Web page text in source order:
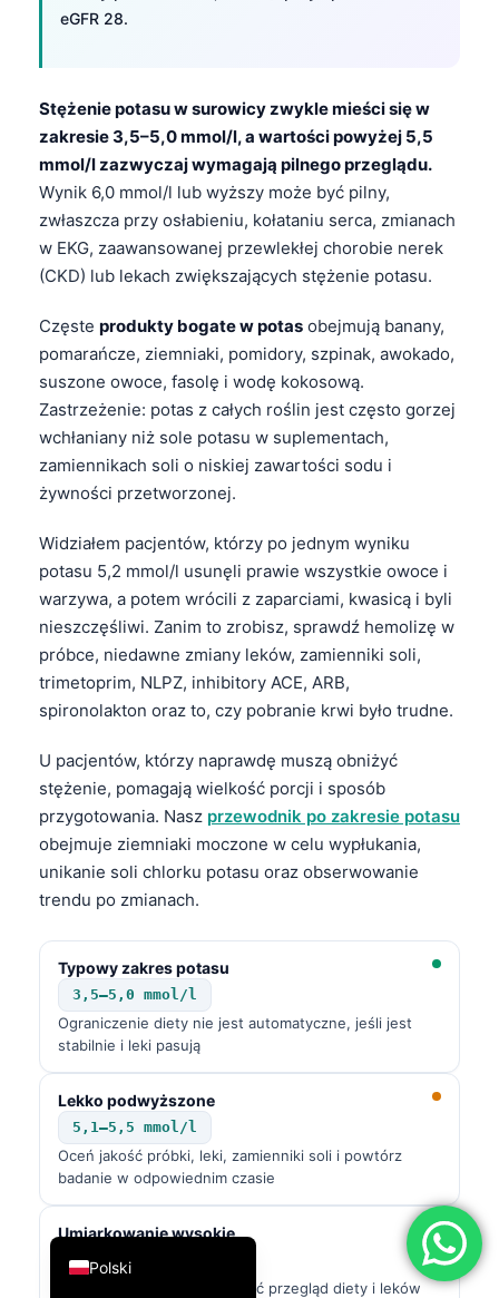
eGFR 28.
Stężenie potasu w surowicy zwykle mieści się w
zakresie 3,5–5,0 mmol/l, a wartości powyżej 5,5
mmol/l zazwyczaj wymagają pilnego przeglądu.
Wynik 6,0 mmol/l lub wyższy może być pilny,
zwłaszcza przy osłabieniu, kołataniu serca, zmianach
w EKG, zaawansowanej przewlekłej chorobie nerek
(CKD) lub lekach zwiększających stężenie potasu.
Częste produkty bogate w potas obejmują banany,
pomarańcze, ziemniaki, pomidory, szpinak, awokado,
suszone owoce, fasolę i wodę kokosową.
Zastrzeżenie: potas z całych roślin jest często gorzej
wchłaniany niż sole potasu w suplementach,
zamiennikach soli o niskiej zawartości sodu i
żywności przetworzonej.
Widziałem pacjentów, którzy po jednym wyniku
potasu 5,2 mmol/l usunęli prawie wszystkie owoce i
warzywa, a potem wrócili z zaparciami, kwasicą i byli
nieszczęśliwi. Zanim to zrobisz, sprawdź hemolizę w
próbce, niedawne zmiany leków, zamienniki soli,
trimetoprim, NLPZ, inhibitory ACE, ARB,
spironolakton oraz to, czy pobranie krwi było trudne.
U pacjentów, którzy naprawdę muszą obniżyć
stężenie, pomagają wielkość porcji i sposób
przygotowania. Nasz przewodnik po zakresie potasu
obejmuje ziemniaki moczone w celu wypłukania,
unikanie soli chlorku potasu oraz obserwowanie
trendu po zmianach.
Typowy zakres potasu
3,5–5,0 mmol/l
Ograniczenie diety nie jest automatyczne, jeśli jest
stabilnie i leki pasują
Lekko podwyższone
5,1–5,5 mmol/l
Oceń jakość próbki, leki, zamienniki soli i powtórz
badanie w odpowiednim czasie
Umiarkowanie wysokie
5,6–5,9 mmol/l
Szybko należy przeprowadzić przegląd diety i leków
Polski
English
العربية
Français
Italiano
Español
Português
Ελληνικά
Türkçe
Română
简体中文
فارسی
Български
Dansk
Nederlands
हिन्दी
Bahasa Indonesia
Հայերեն
Српски језик
Svenska
Bosanski
Azərbaycan dili
Eesti
Čeština
Русский
Lietuvių kalba
한국어
Shqip